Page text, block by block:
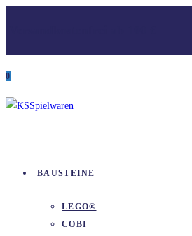
0
BAUSTEINE
LEGO®
COBI